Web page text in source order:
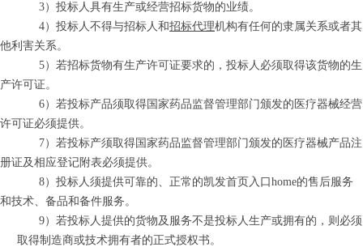
3）投标人具有生产或经营招标货物的业绩。
4）投标人不得与招标人和招标代理机构有任何的隶属关系或者其
他利害关系。
5）若招标货物有生产许可证要求的，投标人必须取得该货物的生
产许可证。
6）若投标产品须取得国家药品监督管理部门颁发的医疗器械经营
许可证必须提供。
7）若投标产须取得国家药品监督管理部门颁发的医疗器械产品注
册证及相应登记附表必须提供。
8）投标人须提供可靠的、正常的凯发首页入口home的售后服务
和技术、备品和备件服务。
9）若投标人提供的货物及服务不是投标人生产或拥有的，则必须
取得制造商或技术拥有者的正式授权书。